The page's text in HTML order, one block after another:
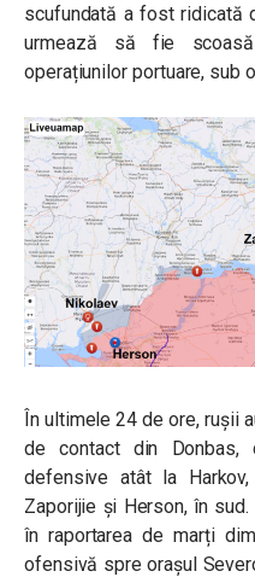
scufundată a fost ridicată
urmează să fie
operațiunilor portuare, sub
În ultimele 24 de ore, rușii
de contact din
defensive atât la
Zaporijie și Herson, în
în raportarea de marți
ofensivă spre orașul